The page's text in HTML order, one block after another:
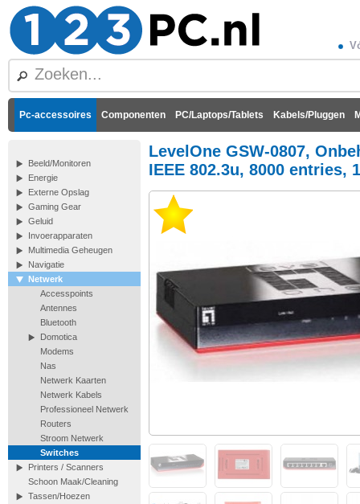
Pc-accessoires Componenten PC/Laptops/Tablets Kabels/Pluggen
Beeld/Monitoren
Energie
Externe Opslag
Gaming Gear
Geluid
Invoerapparaten
Multimedia Geheugen
Navigatie
Netwerk
Accesspoints
Antennes
Bluetooth
Domotica
Modems
Nas
Netwerk Kaarten
Netwerk Kabels
Professioneel Netwerk
Routers
Stroom Netwerk
Switches
Printers / Scanners
Schoon Maak/Cleaning
Tassen/Hoezen
LevelOne GSW-0807,
IEEE 802.3u, 8000 entries,